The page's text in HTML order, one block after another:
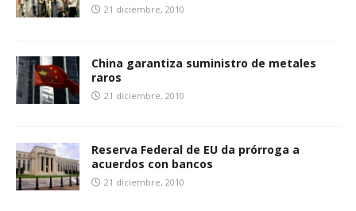
21 diciembre, 2010
China garantiza suministro de metales
raros
21 diciembre, 2010
Reserva Federal de EU da prórroga a
acuerdos con bancos
21 diciembre, 2010